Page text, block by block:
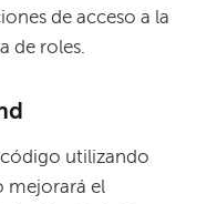
de acceso a la
de roles.
utilizando
mejorará el